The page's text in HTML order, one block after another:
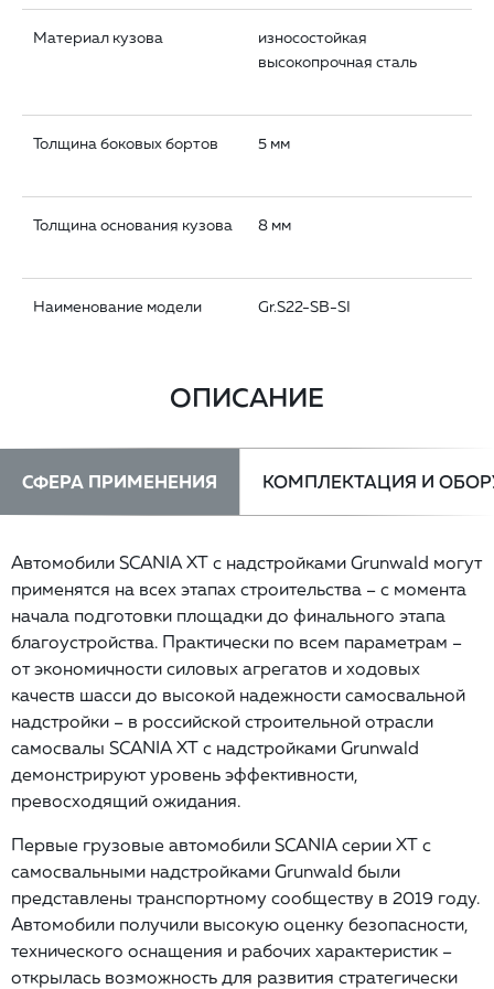
Материал кузова
износостойкая
высокопрочная сталь
Толщина боковых бортов 5 мм
Толщина основания кузова 8 мм
Наименование модели Gr.S22-SB-SI
ОПИСАНИЕ
СФЕРА ПРИМЕНЕНИЯ КОМПЛЕКТАЦИЯ И
Автомобили SCANIA XT с надстройками Grunwald могут
применятся на всех этапах строительства – с момента
начала подготовки площадки до финального этапа
благоустройства. Практически по всем параметрам –
от экономичности силовых агрегатов и ходовых
качеств шасси до высокой надежности самосвальной
надстройки – в российской строительной отрасли
самосвалы SCANIA XT с надстройками Grunwald
демонстрируют уровень эффективности,
превосходящий ожидания.
Первые грузовые автомобили SCANIA серии XT с
самосвальными надстройками Grunwald были
представлены транспортному сообществу в 2019 году.
Автомобили получили высокую оценку безопасности,
технического оснащения и рабочих характеристик –
открылась возможность для развития стратегически